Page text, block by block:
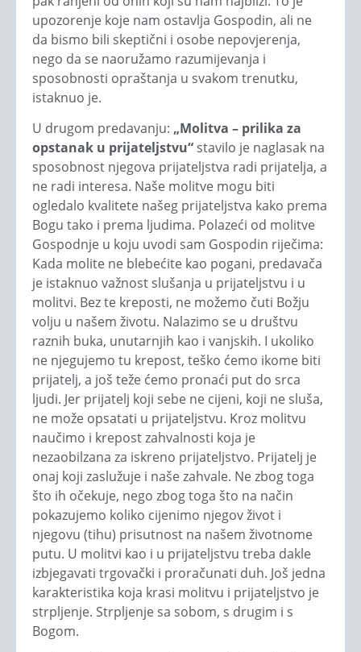
upozorenje koje nam ostavlja Gospodin, ali ne
da bismo bili skeptični i osobe nepovjerenja,
nego da se naoružamo razumijevanja i
sposobnosti opraštanja u svakom trenutku,
istaknuo je.
U drugom predavanju: „Molitva – prilika za
opstanak u prijateljstvu“ stavilo je naglasak na
sposobnost njegova prijateljstva radi prijatelja, a
ne radi interesa. Naše molitve mogu biti
ogledalo kvalitete našeg prijateljstva kako prema
Bogu tako i prema ljudima. Polazeći od molitve
Gospodnje u koju uvodi sam Gospodin riječima:
Kada molite ne blebećite kao pogani, predavača
je istaknuo važnost slušanja u prijateljstvu i u
molitvi. Bez te kreposti, ne možemo čuti Božju
volju u našem životu. Nalazimo se u društvu
raznih buka, unutarnjih kao i vanjskih. I ukoliko
ne njegujemo tu krepost, teško ćemo ikome biti
prijatelj, a još teže ćemo pronaći put do srca
ljudi. Jer prijatelj koji sebe ne cijeni, koji ne sluša,
ne može opsatati u prijateljstvu. Kroz molitvu
naučimo i krepost zahvalnosti koja je
nezaobilzana za iskreno prijateljstvo. Prijatelj je
onaj koji zaslužuje i naše zahvale. Ne zbog toga
što ih očekuje, nego zbog toga što na način
pokazujemo koliko cijenimo njegov život i
njegovu (tihu) prisutnost na našem životnome
putu. U molitvi kao i u prijateljstvu treba dakle
izbjegavati trgovački i proračunati duh. Još jedna
karakteristika koja krasi molitvu i prijateljstvo je
strpljenje. Strpljenje sa sobom, s drugim i s
Bogom.